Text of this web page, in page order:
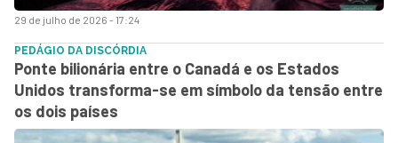
29 de julho de 2026 - 17:24
PEDÁGIO DA DISCÓRDIA
Ponte bilionária entre o Canadá e os Estados
Unidos transforma-se em símbolo da tensão entre
os dois países